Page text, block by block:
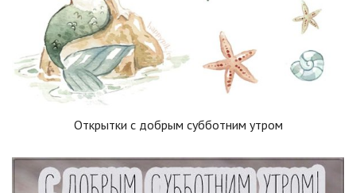
Открытки с добрым субботним утром